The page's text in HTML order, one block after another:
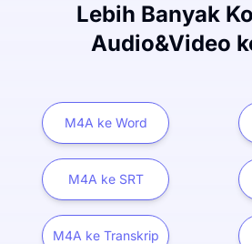
Lebih Banyak
Audio&Video
M4A ke Word
M4A ke SRT
M4A ke Transkrip